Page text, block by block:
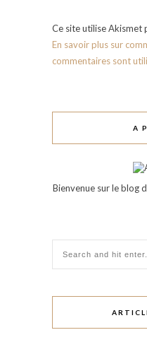
Ce site utilise Akismet
En savoir plus sur
commentaires sont
A
Bienvenue sur le blog